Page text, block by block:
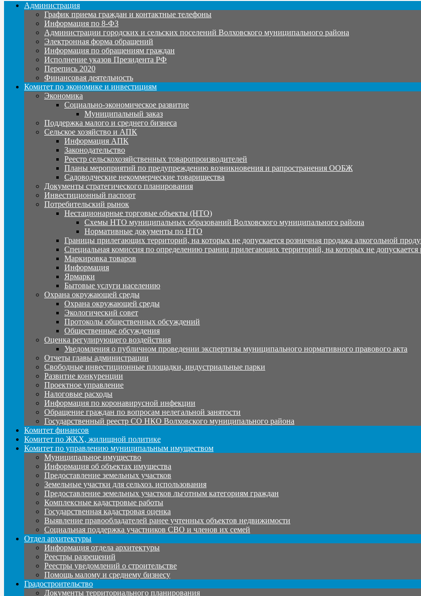
Администрация
График приема граждан и контактные телефоны
Информация по 8-ФЗ
Администрации городских и сельских поселений Волховского муниципального района
Электронная форма обращений
Информация по обращениям граждан
Исполнение указов Президента РФ
Перепись 2020
Финансовая деятельность
Комитет по экономике и инвестициям
Экономика
Социально-экономическое развитие
Муниципальный заказ
Поддержка малого и среднего бизнеса
Сельское хозяйство и АПК
Информация АПК
Законодательство
Реестр сельскохозяйственных товаропроизводителей
Планы мероприятий по предупреждению возникновения и рапространения ООБЖ
Садоводческие некоммерческие товарищества
Документы стратегического планирования
Инвестиционный паспорт
Потребительский рынок
Нестационарные торговые объекты (НТО)
Схемы НТО муниципальных образований Волховского муниципального района
Нормативные документы по НТО
Границы прилегающих территорий, на которых не допускается розничная продажа алкогольной
Специальная комиссия по определению границ прилегающих территорий, на которых не
Маркировка товаров
Информация
Ярмарки
Бытовые услуги населению
Охрана окружающей среды
Охрана окружающей среды
Экологический совет
Протоколы общественных обсуждений
Общественные обсуждения
Оценка регулирующего воздействия
Уведомления о публичном проведении экспертизы муниципального нормативного правового акта
Отчеты главы администрации
Свободные инвестиционные площадки, индустриальные парки
Развитие конкуренции
Проектное управление
Налоговые расходы
Информация по коронавирусной инфекции
Обращение граждан по вопросам нелегальной занятости
Государственный реестр СО НКО Волховского муниципального района
Комитет финансов
Комитет по ЖКХ, жилищной политике
Комитет по управлению муниципальным имуществом
Муниципальное имущество
Информация об объектах имущества
Предоставление земельных участков
Земельные участки для сельхоз. использования
Предоставление земельных участков льготным категориям граждан
Комплексные кадастровые работы
Государственная кадастровая оценка
Выявление правообладателей ранее учтенных объектов недвижимости
Социальная поддержка участников СВО и членов их семей
Отдел архитектуры
Информация отдела архитектуры
Реестры разрешений
Реестры уведомлений о строительстве
Помощь малому и среднему бизнесу
Градостроительство
Документы территориального планирования